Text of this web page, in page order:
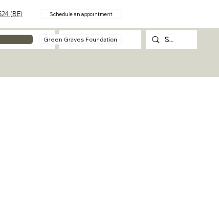
(BE) Schedule an appointment
Contact
Green Graves Foundation